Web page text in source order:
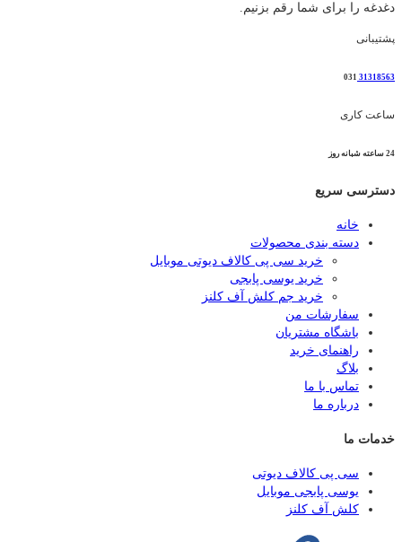
دغدغه را برای شما رقم بزنیم.
پشتیبانی
31318563
031
ساعت کاری
24 ساعته شبانه روز
دسترسی سریع
خانه
دسته بندی محصولات
خرید سی پی کالاف دیوتی موبایل
خرید یوسی پابجی
خرید جم کلش آف کلنز
سفارشات من
باشگاه مشتریان
راهنمای خرید
بلاگ
تماس با ما
درباره ما
خدمات ما
سی پی کالاف دیوتی
یوسی پابجی موبایل
کلش آف کلنز